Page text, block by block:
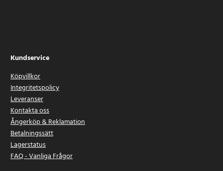
Kundservice
Köpvillkor
Integritetspolicy
Leveranser
Kontakta oss
Ångerköp & Reklamation
Betalningssätt
Lagerstatus
FAQ - Vanliga Frågor